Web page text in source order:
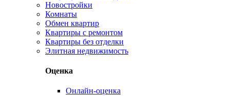
Новостройки
Комнаты
Обмен квартир
Квартиры с ремонтом
Квартиры без отделки
Элитная недвижимость
Оценка
Онлайн-оценка